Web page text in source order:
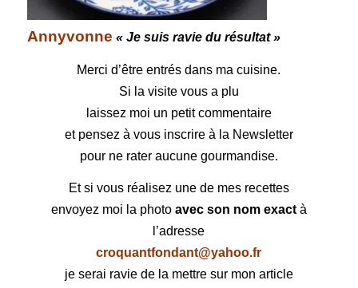
Annyvonne « Je suis ravie du résultat »
Merci d’être entrés dans ma cuisine.
Si la visite vous a plu
laissez moi un petit commentaire
et pensez à vous inscrire à la Newsletter
pour ne rater aucune gourmandise.
Et si vous réalisez une de mes recettes
envoyez moi la photo avec son nom exactà
l’adresse
croquantfondant@yahoo.fr
je serai ravie de la mettre sur mon article